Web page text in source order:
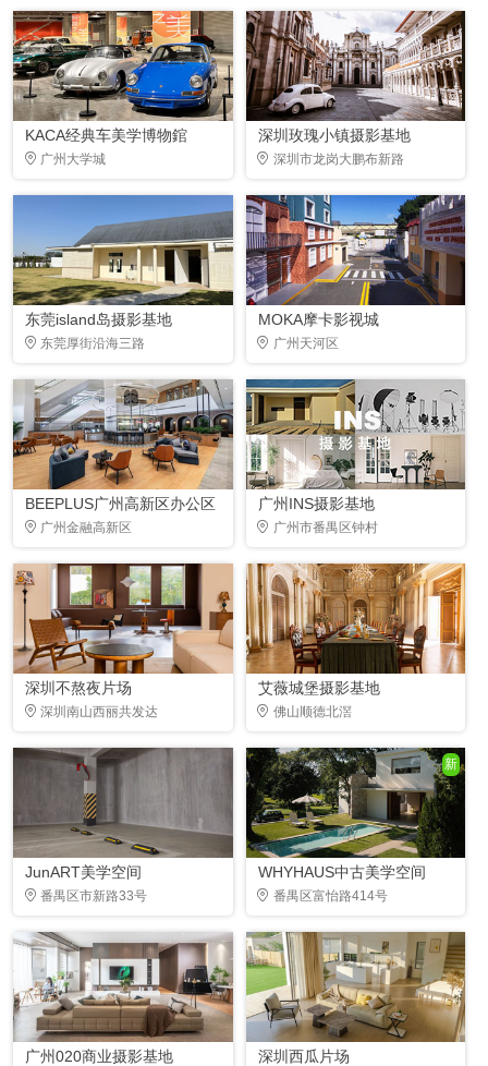
KACA经典车美学博物錧
广州大学城
深圳玫瑰小镇摄影基地
深圳市龙岗大鹏布新路
东莞island岛摄影基地
东莞厚街沿海三路
MOKA摩卡影视城
广州天河区
BEEPLUS广州高新区办公区
广州金融高新区
广州INS摄影基地
广州市番禺区钟村
深圳不熬夜片场
深圳南山西丽共发达
艾薇城堡摄影基地
佛山顺德北滘
JunART美学空间
番禺区市新路33号
新
WHYHAUS中古美学空间
番禺区富怡路414号
广州020商业摄影基地 深圳西瓜片场